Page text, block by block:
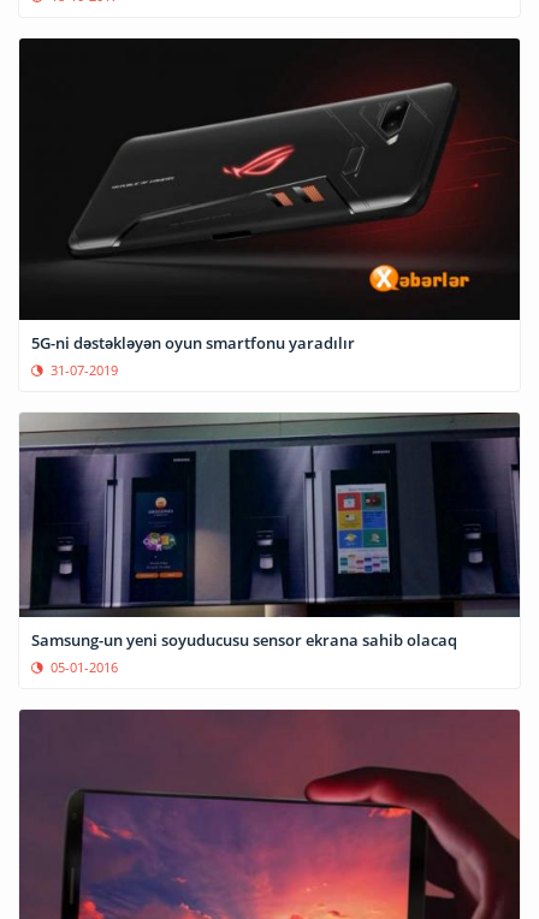
5G-ni dəstəkləyən oyun smartfonu yaradılır
31-07-2019
Samsung-un yeni soyuducusu sensor ekrana sahib olacaq
05-01-2016